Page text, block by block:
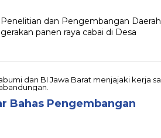
dan Pengembangan Daerah
panen raya cabai di Desa
Bahas Pengembangan